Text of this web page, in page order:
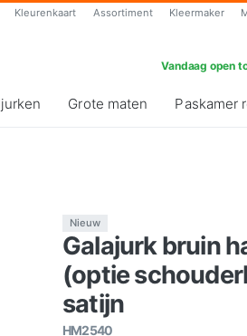
Kleurenkaart Assortiment Kleermaker
Vandaag open
Grote maten Paskamer
Nieuw
Galajurk bruin
(optie
satijn
HM2540